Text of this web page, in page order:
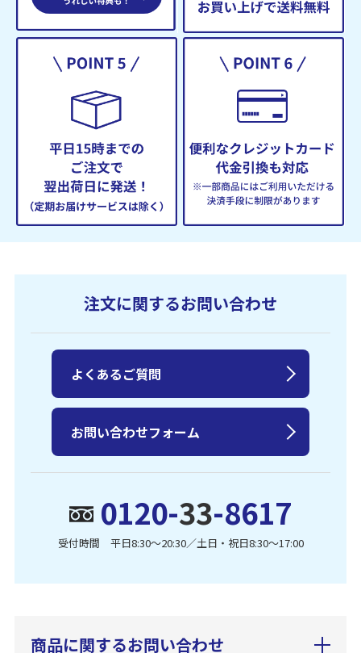
注文に関するお問い合わせ
0120-33-8617
受付時間 平日8:30〜20:30／土日・祝日8:30〜17:00
よくあるご質問
お問い合わせフォーム
商品に関するお問い合わせ